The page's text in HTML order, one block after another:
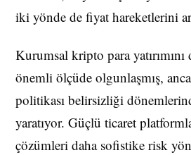
iki yönde de fiyat hareketlerini
Kurumsal kripto para yatırımını
önemli ölçüde olgunlaşmış,
politikası belirsizliği
yaratıyor. Güçlü ticaret
çözümleri daha sofistike risk